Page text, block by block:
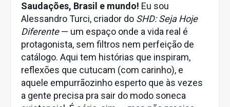
Saudações, Brasil e mundo! Eu sou
Alessandro Turci, criador do SHD: Seja Hoje
Diferente— um espaço onde a vida real é
protagonista, sem filtros nem perfeição de
catálogo. Aqui tem histórias que inspiram,
reflexões que cutucam (com carinho), e
aquele empurrãozinho esperto que às vezes
a gente precisa pra sair do modo soneca